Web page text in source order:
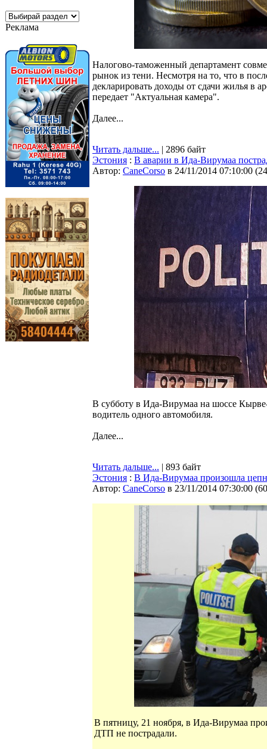
Реклама
Налогово-таможенный департамент
рынок из тени. Несмотря на то, что в
декларировать доходы от сдачи жилья в
передает "Актуальная камера".
Далее...
Читать дальше... | 2896 байт
Эстония : В аварии в Ида-Вирумаа
Автор: CaneCorso в 24/11/2014 07:10:00 (
В субботу в Ида-Вирумаа на шоссе
водитель одного автомобиля.
Далее...
Читать дальше... | 893 байт
Эстония : В Ида-Вирумаа произошла
Автор: CaneCorso в 23/11/2014 07:30:00 (
В пятницу, 21 ноября, в Ида-Вирумаа
ДТП не пострадали.